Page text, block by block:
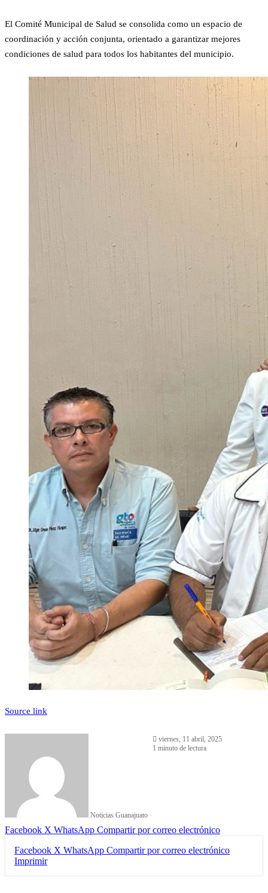
El Comité Municipal de Salud se consolida como un espacio de
coordinación y acción conjunta, orientado a garantizar mejores
condiciones de salud para todos los habitantes del municipio.
Source link
Noticias Guanajuato
viernes, 11 abril, 2025
1 minuto de lectura
Facebook X WhatsApp Compartir por correo electrónico
Facebook X WhatsApp Compartir por correo electrónico
Imprimir